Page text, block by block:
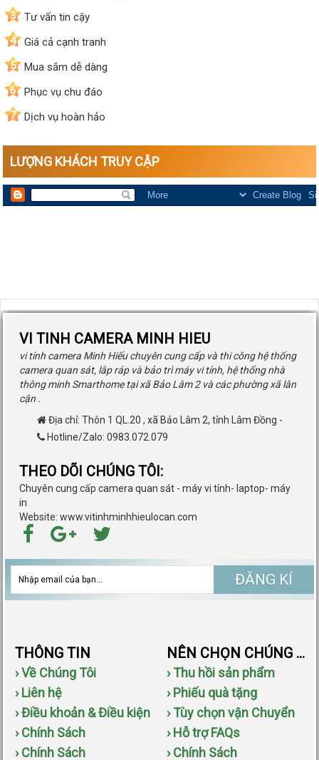
3
Tư vấn tin cậy
4
Giá cả cạnh tranh
5
Mua sắm dễ dàng
6
Phục vụ chu đáo
7
Dịch vụ hoàn hảo
LƯỢNG KHÁCH TRUY CẬP
VI TINH CAMERA MINH HIEU
vi tính camera Minh Hiếu chuyên cung cấp và thi công hệ thống
camera quan sát, lắp ráp và bảo trì máy vi tính, hệ thống nhà
thông minh Smarthome tại xã Bảo Lâm 2 và các phường xã lân
cận .
Địa chỉ: Thôn 1 QL.20 , xã Bảo Lâm 2, tỉnh Lâm Đồng -
Hotline/Zalo: 0983.072.079
THEO DÕI CHÚNG TÔI:
Chuyên cung cấp camera quan sát - máy vi tính- laptop- máy
in
Website: www.vitinhminhhieulocan.com
ĐĂNG KÍ
THÔNG TIN
› Về Chúng Tôi
› Liên hệ
› Điều khoản & Điều kiện
› Chính Sách
› Chính Sách
NÊN CHỌN CHÚNG TÔI
› Thu hồi sản phẩm
› Phiếu quà tặng
› Tùy chọn vận Chuyển
› Hỗ trợ FAQs
› Chính Sách